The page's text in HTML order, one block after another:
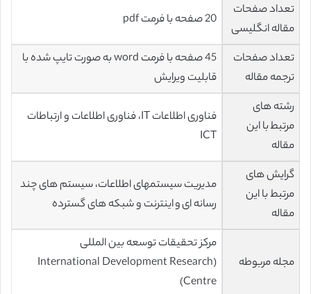
تعداد صفحات
مقاله انگلیسی
20 صفحه با فرمت pdf
تعداد صفحات
ترجمه مقاله
45 صفحه با فرمت word به صورت تایپ شده با
قابلیت ویرایش
رشته های
مرتبط با این
مقاله
فناوری اطلاعات IT، فناوری اطلاعات و ارتباطات
ICT
گرایش های
مرتبط با این
مقاله
مدیریت سیستمهای اطلاعات، سیستم های چند
رسانه ای و اینترنت و شبکه های گسترده
مجله مربوطه
مرکز تحقیقات توسعه بین المللی
(International Development Research
Centre)